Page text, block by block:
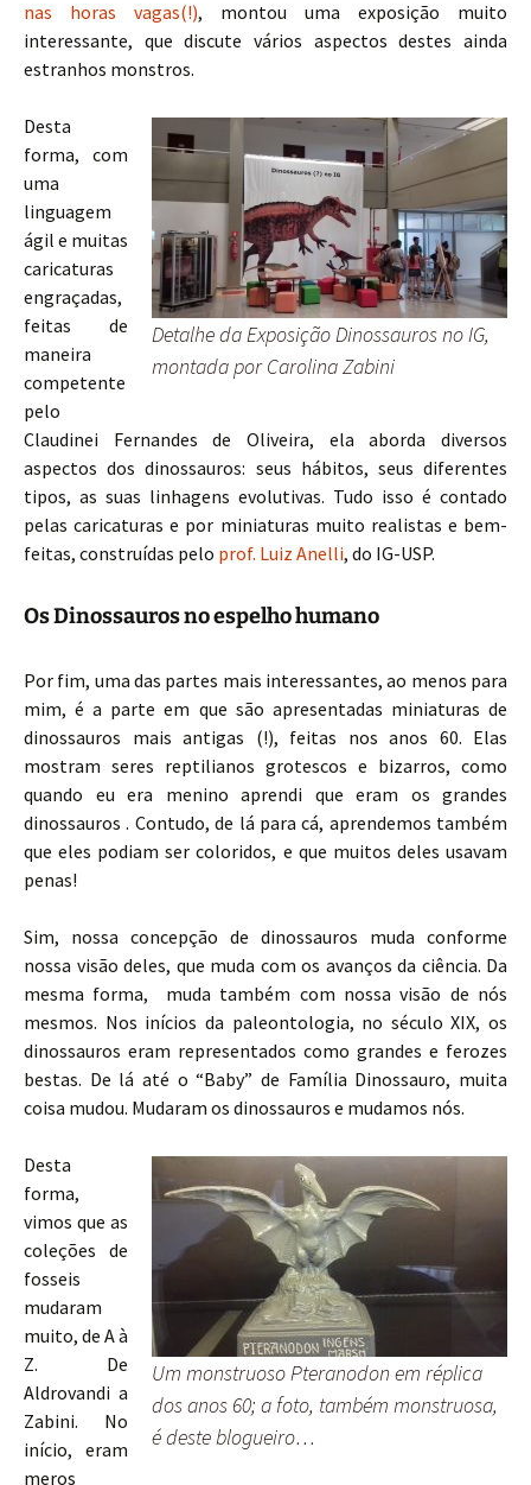
nas horas vagas(!), montou uma exposição muito
interessante, que discute vários aspectos destes ainda
estranhos monstros.
Detalhe da Exposição Dinossauros no IG,
montada por Carolina Zabini
Desta
forma, com
uma
linguagem
ágil e muitas
caricaturas
engraçadas,
feitas de
maneira
competente
pelo
Claudinei Fernandes de Oliveira, ela aborda diversos
aspectos dos dinossauros: seus hábitos, seus diferentes
tipos, as suas linhagens evolutivas. Tudo isso é contado
pelas caricaturas e por miniaturas muito realistas e bem-
feitas, construídas pelo prof. Luiz Anelli, do IG-USP.
Os Dinossauros no espelho humano
Por fim, uma das partes mais interessantes, ao menos para
mim, é a parte em que são apresentadas miniaturas de
dinossauros mais antigas (!), feitas nos anos 60. Elas
mostram seres reptilianos grotescos e bizarros, como
quando eu era menino aprendi que eram os grandes
dinossauros . Contudo, de lá para cá, aprendemos também
que eles podiam ser coloridos, e que muitos deles usavam
penas!
Sim, nossa concepção de dinossauros muda conforme
nossa visão deles, que muda com os avanços da ciência. Da
mesma forma, muda também com nossa visão de nós
mesmos. Nos inícios da paleontologia, no século XIX, os
dinossauros eram representados como grandes e ferozes
bestas. De lá até o “Baby” de Família Dinossauro, muita
coisa mudou. Mudaram os dinossauros e mudamos nós.
Um monstruoso Pteranodon em réplica
dos anos 60; a foto, também monstruosa,
é deste blogueiro…
Desta
forma,
vimos que as
coleções de
fosseis
mudaram
muito, de A à
Z. De
Aldrovandi a
Zabini. No
início, eram
meros